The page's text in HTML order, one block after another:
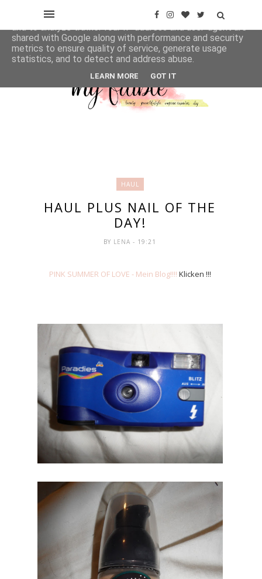
HAUL
HAUL PLUS NAIL OF THE
DAY!
BY LENA- 19:21
PINK SUMMER OF LOVE - Mein Blog!!!! Klicken !!!
This site uses cookies from Google to deliver its services
and to analyze traffic. Your IP address and user-agent are
shared with Google along with performance and security
metrics to ensure quality of service, generate usage
statistics, and to detect and address abuse.
LEARN MORE GOT IT